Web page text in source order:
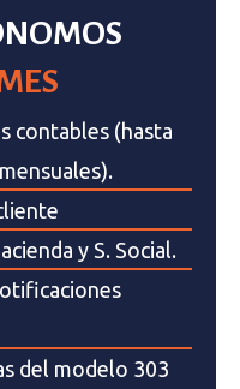
contables (hasta
y S. Social.
del modelo 303